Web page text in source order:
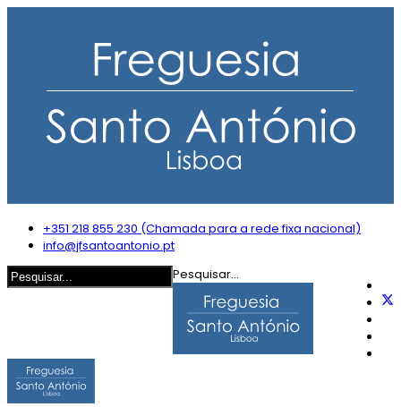
+351 218 855 230 (Chamada para a rede fixa nacional)
info@jfsantoantonio.pt
Pesquisar...